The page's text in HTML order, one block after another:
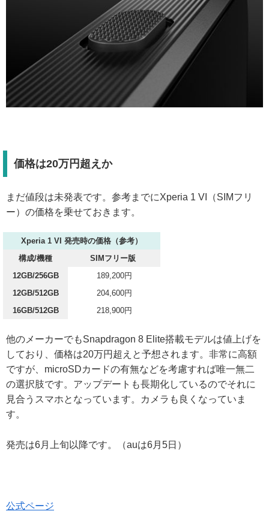
価格は20万円超えか
まだ値段は未発表です。参考までにXperia 1 VI（SIMフリ
ー）の価格を乗せておきます。
Xperia 1 VI 発売時の価格（参考）
構成/機種
SIMフリー版
12GB/256GB
189,200円
12GB/512GB
204,600円
16GB/512GB
218,900円
他のメーカーでもSnapdragon 8 Elite搭載モデルは値上げを
しており、価格は20万円超えと予想されます。非常に高額
ですが、microSDカードの有無などを考慮すれば唯一無二
の選択肢です。アップデートも長期化しているのでそれに
見合うスマホとなっています。カメラも良くなっていま
す。
発売は6月上旬以降です。（auは6月5日）
公式ページ